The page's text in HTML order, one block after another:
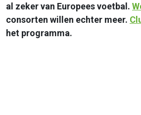
al zeker van Europees voetbal.
consorten willen echter meer.
het programma.